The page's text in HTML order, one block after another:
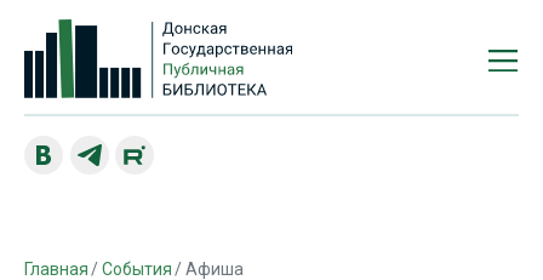
Главная События Афиша